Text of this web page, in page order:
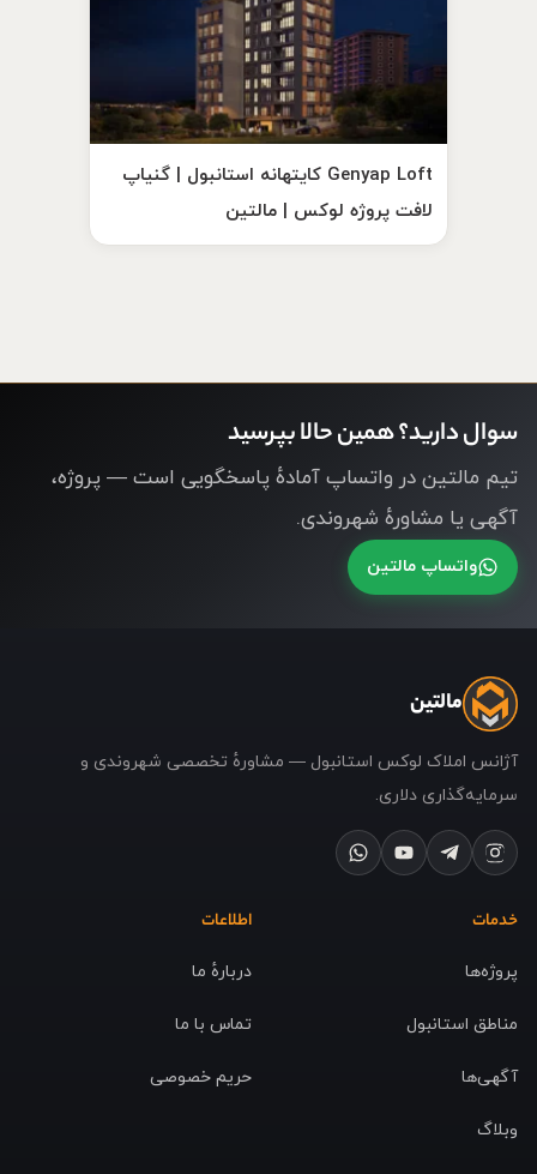
Genyap Loft کایتهانه استانبول | گنیاپ
لافت پروژه لوکس | مالتین
سوال دارید؟ همین حالا بپرسید
تیم مالتین در واتساپ آمادهٔ پاسخگویی است — پروژه،
آگهی یا مشاورهٔ شهروندی.
واتساپ مالتین
مالتین
آژانس املاک لوکس استانبول — مشاورهٔ تخصصی شهروندی و
سرمایه‌گذاری دلاری.
خدمات
پروژه‌ها
مناطق استانبول
آگهی‌ها
وبلاگ
اطلاعات
دربارهٔ ما
تماس با ما
حریم خصوصی